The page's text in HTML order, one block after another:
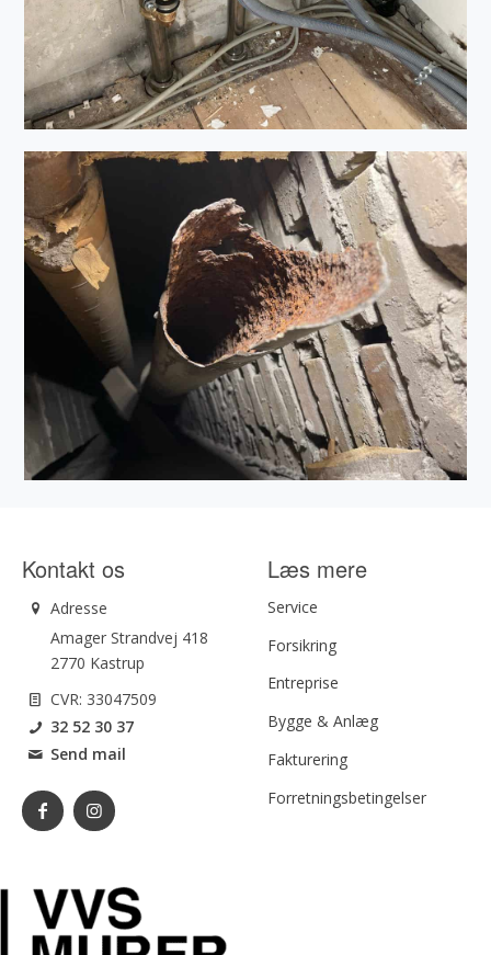
Kontakt os
Adresse
Amager Strandvej 418
2770 Kastrup
CVR: 33047509
32 52 30 37
Send mail
Læs mere
Service
Forsikring
Entreprise
Bygge & Anlæg
Fakturering
Forretningsbetingelser